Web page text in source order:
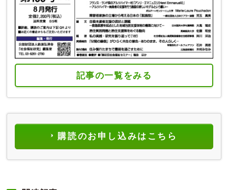
記事の一覧をみる
購読のお申し込みはこちら